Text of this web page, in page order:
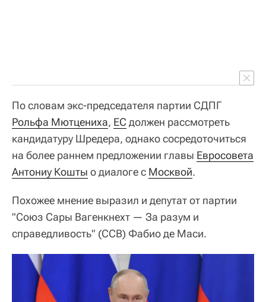
По словам экс-председателя партии СДПГ
Рольфа Мютцениха, ЕС должен рассмотреть
кандидатуру Шредера, однако сосредоточиться
на более раннем предложении главы Евросовета
Антониу Кошты о диалоге с Москвой.
Похожее мнение выразил и депутат от партии
"Союз Сары Вагенкнехт — За разум и
справедливость" (ССВ) Фабио де Маси.